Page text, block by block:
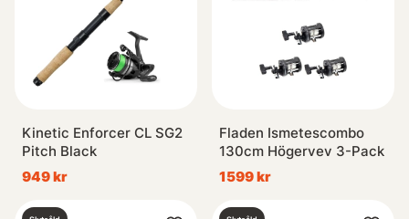
Kinetic Enforcer CL SG2
Pitch Black
949 kr
Fladen Ismetescombo
130cm Högervev 3-Pack
1599 kr